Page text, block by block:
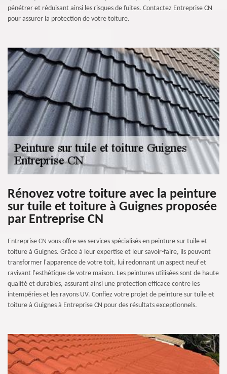
pénétrer et réduisant ainsi les risques de fuites. Contactez Entreprise CN
pour assurer la protection de votre toiture.
Rénovez votre toiture avec la peinture
sur tuile et toiture à Guignes proposée
par Entreprise CN
Entreprise CN vous offre ses services spécialisés en peinture sur tuile et
toiture à Guignes. Grâce à leur expertise et leur savoir-faire, ils peuvent
transformer l'apparence de votre toit, lui redonnant un aspect neuf et
ravivant l'esthétique de votre maison. Les peintures utilisées sont de haute
qualité et durables, assurant ainsi une protection efficace contre les
intempéries et les rayons UV. Confiez votre projet de peinture sur tuile et
toiture à Guignes à Entreprise CN pour des résultats exceptionnels.